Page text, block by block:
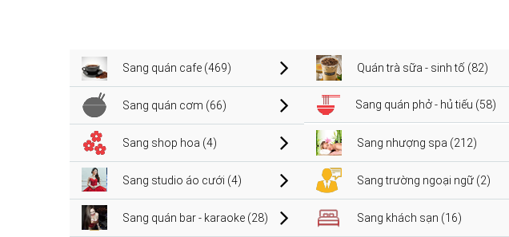
Sang quán cafe (469) Quán trà sữa - sinh tố (82)
Sang quán cơm (66) Sang quán phở - hủ tiếu (58)
Sang shop hoa (4) Sang nhượng spa (212)
Sang studio áo cưới (4) Sang trường ngoại ngữ (2)
Sang quán bar - karaoke (28) Sang khách sạn (16)